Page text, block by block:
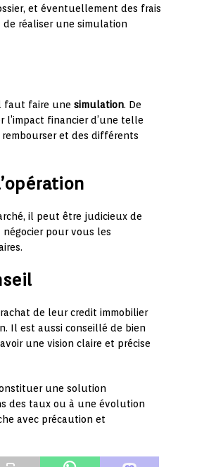
et éventuellement des frais
de réaliser une simulation
faut faire une simulation. De
financier d’une telle
et des différents
il peut être judicieux de
négocier pour vous les
de leur credit immobilier
Il est aussi conseillé de bien
une vision claire et précise
une solution
des taux ou à une évolution
avec précaution et